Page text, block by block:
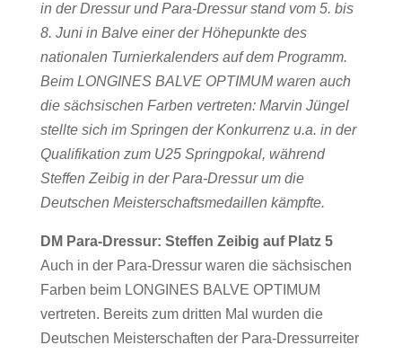
in der Dressur und Para-Dressur stand vom 5. bis
8. Juni in Balve einer der Höhepunkte des
nationalen Turnierkalenders auf dem Programm.
Beim LONGINES BALVE OPTIMUM waren auch
die sächsischen Farben vertreten: Marvin Jüngel
stellte sich im Springen der Konkurrenz u.a. in der
Qualifikation zum U25 Springpokal, während
Steffen Zeibig in der Para-Dressur um die
Deutschen Meisterschaftsmedaillen kämpfte.
DM Para-Dressur: Steffen Zeibig auf Platz 5
Auch in der Para-Dressur waren die sächsischen
Farben beim LONGINES BALVE OPTIMUM
vertreten. Bereits zum dritten Mal wurden die
Deutschen Meisterschaften der Para-Dressurreiter